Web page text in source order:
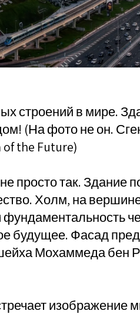
строений в мире.
(На фото не он.
the Future)
просто так. Здание
Холм, на
будущее. Фасад
Мохаммеда бен
изображение